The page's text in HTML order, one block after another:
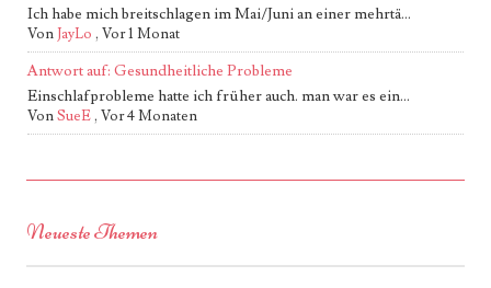
Ich habe mich breitschlagen im Mai/Juni an einer mehrtä...
VonJayLo , Vor 1 Monat
Antwort auf: Gesundheitliche Probleme
Einschlafprobleme hatte ich früher auch. man war es ein...
VonSueE, Vor 4 Monaten
Neueste Themen